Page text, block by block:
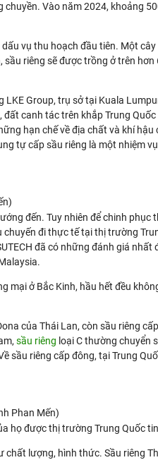
Vào năm 2024, khoảng
vụ thu hoạch đầu tiên. Một cây
sầu riêng sẽ được trồng ở trên
LKE Group, trụ sở tại Kuala
canh tác trên khắp Trung
hạn chế về địa chất và khí hậu
tự cấp sầu riêng là một nhiệm
đến. Tuy nhiên để chinh phục
đi thực tế tại thị trường
đã có những đánh giá nhất
mại ở Bắc Kinh, hầu hết đều
của Thái Lan, còn sầu riêng
sầu riêng loại C thường chuyển
sầu riêng cấp đông, tại Trung
Phan Mến)
họ được thị trường Trung Quốc
chất lượng, hình thức. Sầu riêng